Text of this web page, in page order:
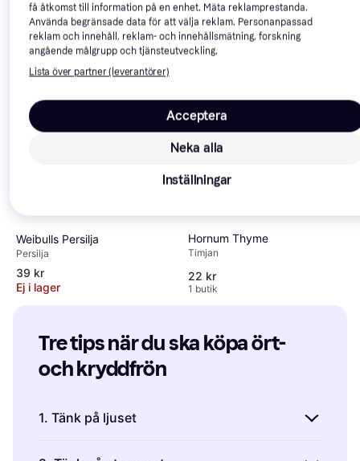
Weibulls Persilja
Persilja
39 kr
Ej i lager
Hornum Thyme
Timjan
22 kr
1 butik
Tre tips när du ska köpa ört-
och kryddfrön
1. Tänk på ljuset
De flesta kryddväxter är soldyrkare som
få åtkomst till information på en enhet. Mäta reklamprestanda.
Använda begränsade data för att välja reklam. Personanpassad
reklam och innehåll, reklam- och innehållsmätning, forskning
angående målgrupp och tjänsteutveckling.
Lista över partner (leverantörer)
Neka alla
Acceptera
Inställningar